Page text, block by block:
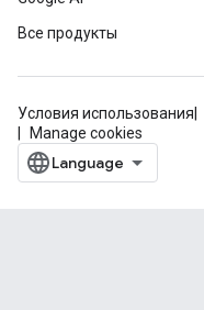
Все продукты
Условия использования
Manage cookies